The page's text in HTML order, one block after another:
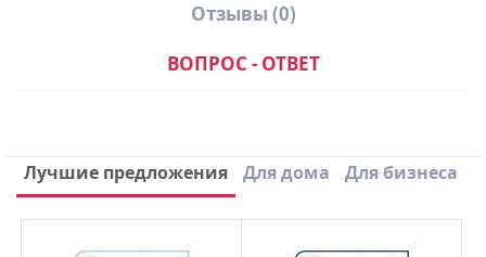
Отзывы (0)
ВОПРОС - ОТВЕТ
Вид лицензии
Подписка
Срок лицензии
Написать отзыв
×
Лучшие предложения Для дома Для бизнеса